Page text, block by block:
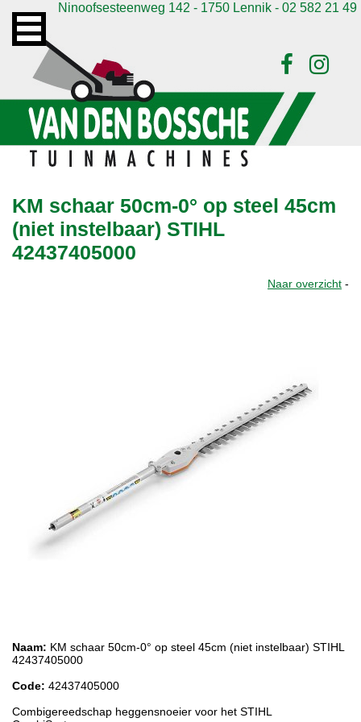
Ninoofsesteenweg 142 - 1750 Lennik - 02 582 21 49
KM schaar 50cm-0° op steel 45cm
(niet instelbaar) STIHL
42437405000
Naar overzicht -
Naam: KM schaar 50cm-0° op steel 45cm (niet instelbaar) STIHL
42437405000
Code: 42437405000
Combigereedschap heggensnoeier voor het STIHL